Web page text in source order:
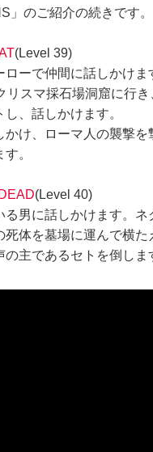
」のご紹介の続きです。
(Level 39)
ーで仲間に話しかけ
リスマ採石場洞窟に行
、話しかけます。
け、ローマ人の襲撃
。
(Level 40)
男に話しかけます。
体を墓場に運んで横
主であるセトを倒しま